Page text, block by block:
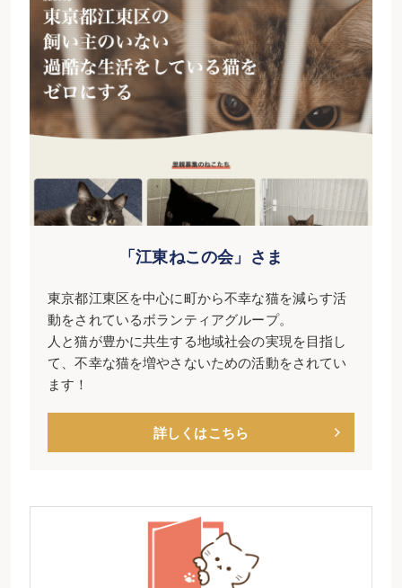
「江東ねこの会」さま
東京都江東区を中心に町から不幸な猫を減らす活
動をされているボランティアグループ。
人と猫が豊かに共生する地域社会の実現を目指し
て、不幸な猫を増やさないための活動をされてい
ます！
詳しくはこちら